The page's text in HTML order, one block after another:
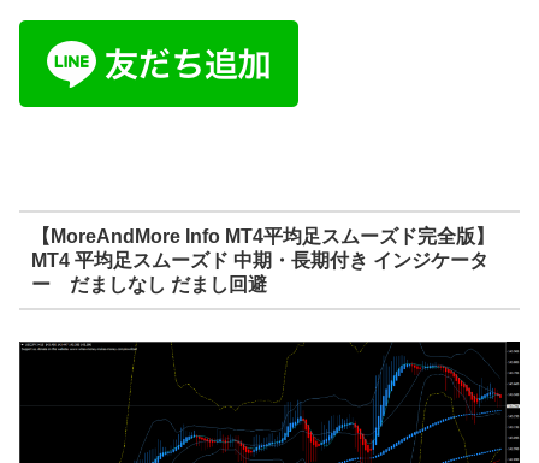
【MoreAndMore Info MT4平均足スムーズド完全版】
MT4 平均足スムーズド 中期・長期付き インジケータ
ー だましなし だまし回避